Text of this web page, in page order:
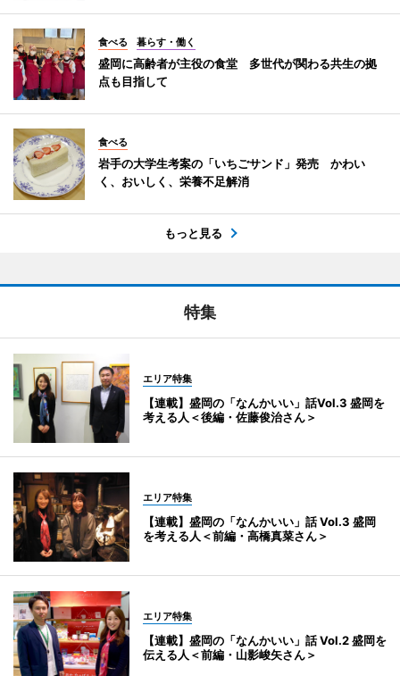
食べる 暮らす・働く
盛岡に高齢者が主役の食堂 多世代が関わる共生の拠
点も目指して
食べる
岩手の大学生考案の「いちごサンド」発売 かわい
く、おいしく、栄養不足解消
もっと見る
特集
エリア特集
【連載】盛岡の「なんかいい」話Vol.3 盛岡を
考える人＜後編・佐藤俊治さん＞
エリア特集
【連載】盛岡の「なんかいい」話 Vol.3 盛岡
を考える人＜前編・高橋真菜さん＞
エリア特集
【連載】盛岡の「なんかいい」話 Vol.2 盛岡を
伝える人＜前編・山影峻矢さん＞